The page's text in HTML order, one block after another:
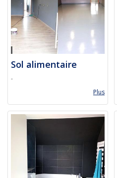
Sol alimentaire
-
Plus